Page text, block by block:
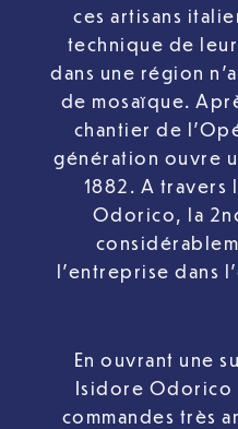
ces artisans
technique de
dans une région
de mosaïque.
chantier de
génération ouvre
1882. A travers
Odorico, la
l’entreprise dans
En ouvrant une
Isidore Odorico
commandes très